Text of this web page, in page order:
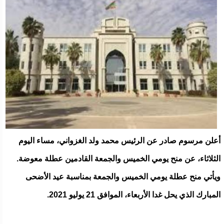
أعلن مرسوم صادر عن الرئيس محمد ولد الغزواني، مساء اليوم
الثلاثاء، عن منح يومي الخميس والجمعة القادمين عطلة معوضة.
ويأتي منح عطلة يومي الخميس والجمعة بمناسبة عيد الأضحى
المبارك الذي يحل غدا الأربعاء، الموافق 21 يوليو 2021.